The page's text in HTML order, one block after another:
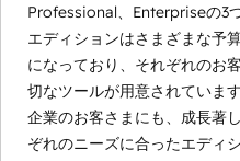
Professional、Enterpriseの3
エディションはさまざまな予
になっており、それぞれのお
切なツールが用意されていま
企業のお客さまにも、成長著
ぞれのニーズに合ったエディ